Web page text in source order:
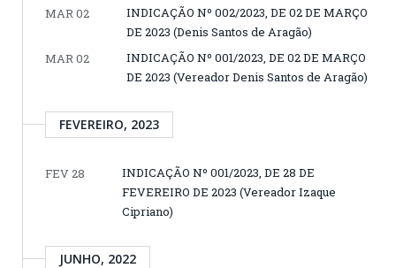
MAR 02
INDICAÇÃO Nº 002/2023, DE 02 DE MARÇO
DE 2023 (Denis Santos de Aragão)
MAR 02
INDICAÇÃO Nº 001/2023, DE 02 DE MARÇO
DE 2023 (Vereador Denis Santos de Aragão)
FEVEREIRO, 2023
FEV 28
INDICAÇÃO Nº 001/2023, DE 28 DE
FEVEREIRO DE 2023 (Vereador Izaque
Cipriano)
JUNHO, 2022